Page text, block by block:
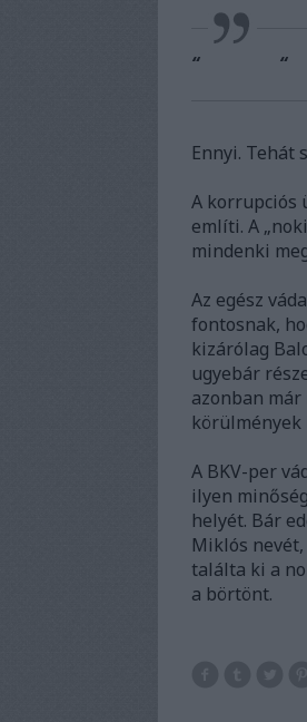
“ “
Ennyi. Tehát
A korrupciós
említi. A
mindenki
Az egész
fontosnak,
kizárólag
ugyebár
azonban
A BKV-per
ilyen
helyét. Bár
Miklós
találta ki a
a börtönt.